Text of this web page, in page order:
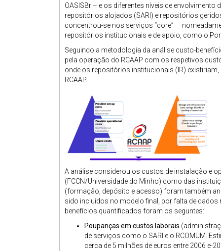
OASISBr – e os diferentes níveis de
repositórios alojados (SARI) e repositórios
concentrou-se nos serviços “core” —
repositórios institucionais e de apoio, como o
Seguindo a metodologia da análise custo-
pela operação do RCAAP com os respetivos
onde os repositórios institucionais (IR)
RCAAP.
A análise considerou os custos de instalação e
(FCCN/Universidade do Minho) como das
(formação, depósito e acesso) foram também
sido incluídos no modelo final, por falta de
benefícios quantificados foram os seguntes:
Poupanças em custos laborais
de serviços como o SARI e o RCOMUM.
cerca de 5 milhões de euros entre 2006 e-